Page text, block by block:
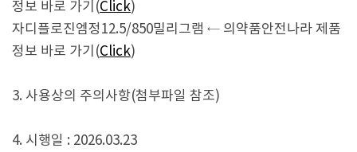
정보 바로 가기(Click)
자디플로진엠정12.5/850밀리그램 ← 의약품안전나라 제품
정보 바로 가기(Click)
3. 사용상의 주의사항(첨부파일 참조)
4. 시행일 : 2026.03.23